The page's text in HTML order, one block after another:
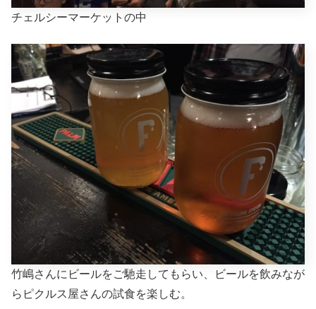
チェルシーマーケットの中
竹嶋さんにビールをご馳走してもらい、ビールを飲みなが
らピクルス屋さんの試食を楽しむ。